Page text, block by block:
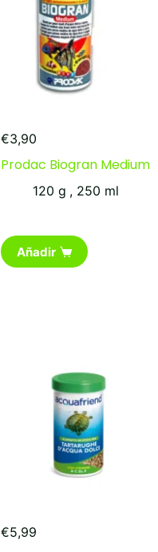
€3,90
Prodac Biogran Medium
120 g , 250 ml
Añadir
€5,99